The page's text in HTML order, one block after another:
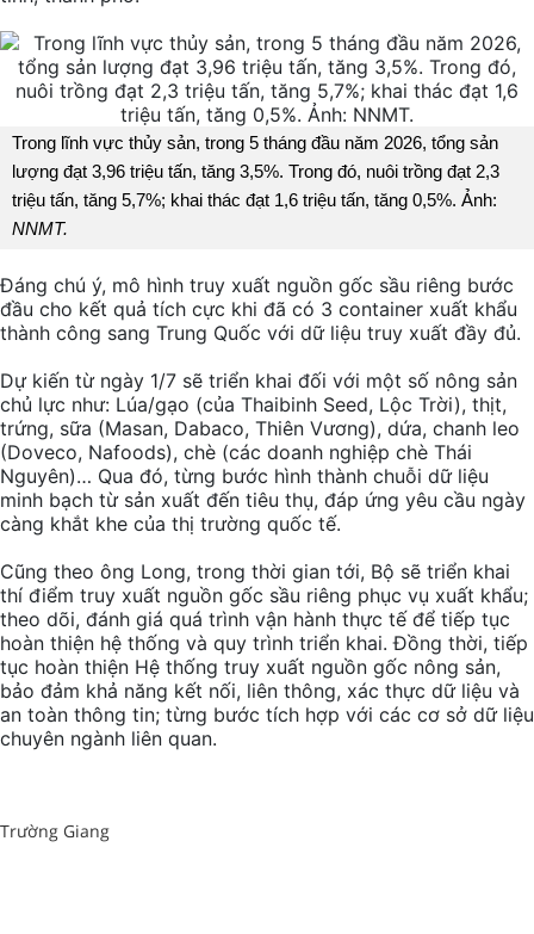
Trong lĩnh vực thủy sản, trong 5 tháng đầu năm 2026, tổng sản
lượng đạt 3,96 triệu tấn, tăng 3,5%. Trong đó, nuôi trồng đạt 2,3
triệu tấn, tăng 5,7%; khai thác đạt 1,6 triệu tấn, tăng 0,5%. Ảnh:
NNMT.
Đáng chú ý, mô hình truy xuất nguồn gốc sầu riêng bước
đầu cho kết quả tích cực khi đã có 3 container xuất khẩu
thành công sang Trung Quốc với dữ liệu truy xuất đầy đủ.
Dự kiến từ ngày 1/7 sẽ triển khai đối với một số nông sản
chủ lực như: Lúa/gạo (của Thaibinh Seed, Lộc Trời), thịt,
trứng, sữa (Masan, Dabaco, Thiên Vương), dứa, chanh leo
(Doveco, Nafoods), chè (các doanh nghiệp chè Thái
Nguyên)… Qua đó, từng bước hình thành chuỗi dữ liệu
minh bạch từ sản xuất đến tiêu thụ, đáp ứng yêu cầu ngày
càng khắt khe của thị trường quốc tế.
Cũng theo ông Long, trong thời gian tới, Bộ sẽ triển khai
thí điểm truy xuất nguồn gốc sầu riêng phục vụ xuất khẩu;
theo dõi, đánh giá quá trình vận hành thực tế để tiếp tục
hoàn thiện hệ thống và quy trình triển khai. Đồng thời, tiếp
tục hoàn thiện Hệ thống truy xuất nguồn gốc nông sản,
bảo đảm khả năng kết nối, liên thông, xác thực dữ liệu và
an toàn thông tin; từng bước tích hợp với các cơ sở dữ liệu
chuyên ngành liên quan.
Trường Giang